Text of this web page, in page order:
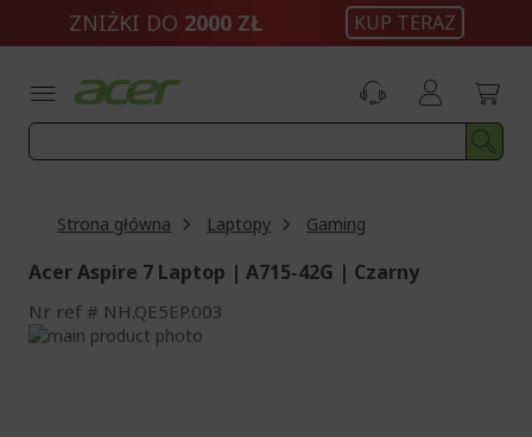
ZNIŻKI DO 2000 ZŁ KUP TERAZ
Strona główna Laptopy Gaming
Acer Aspire 7 Laptop | A715-42G | Czarny
Nr ref NH.QE5EP.003
Przejdź